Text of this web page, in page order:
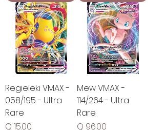
Regieleki VMAX -
058/195 - Ultra
Rare
Precio
Q 15.00
Mew VMAX -
114/264 - Ultra
Rare
Precio
Q 96.00